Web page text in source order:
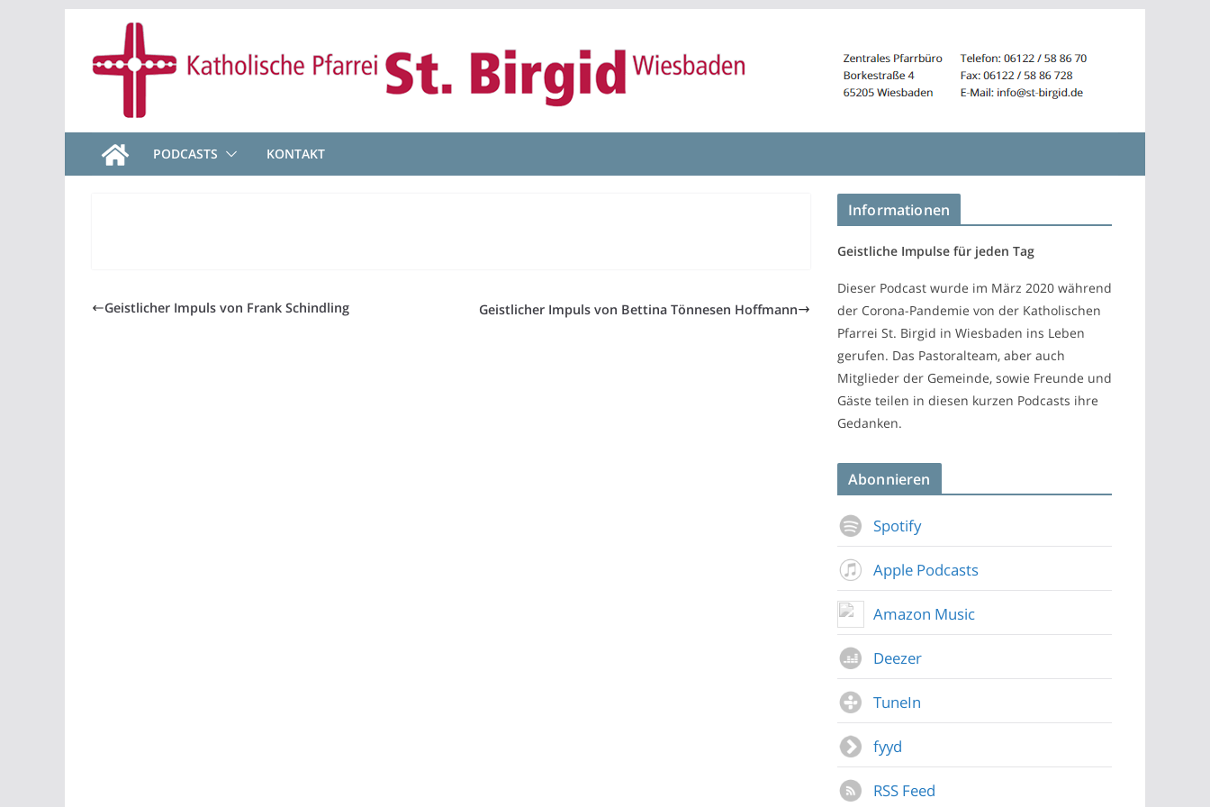
springen
PODCASTS KONTAKT
Geistlicher Impuls von Frank Schindling Geistlicher Impuls von Bettina Tönnesen Hoffmann
Informationen
Geistliche Impulse für jeden Tag
Dieser Podcast wurde im März 2020 während
der Corona-Pandemie von der Katholischen
Pfarrei St. Birgid in Wiesbaden ins Leben
gerufen. Das Pastoralteam, aber auch
Mitglieder der Gemeinde, sowie Freunde und
Gäste teilen in diesen kurzen Podcasts ihre
Gedanken.
Abonnieren
Spotify
Apple Podcasts
Amazon Music
Deezer
TuneIn
fyyd
RSS Feed